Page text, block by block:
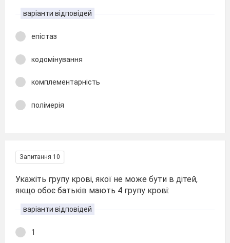
варіанти відповідей
епістаз
кодомінування
комплементарність
полімерія
Запитання 10
Укажіть групу крові, якої не може бути в дітей,
якщо обоє батьків мають 4 групу крові:
варіанти відповідей
1